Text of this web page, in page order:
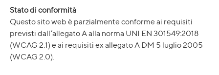
Stato di conformità
Questo sito web è parzialmente conforme ai requisiti
previsti dall’allegato A alla norma UNI EN 301549:2018
(WCAG 2.1) e ai requisiti ex allegato A DM 5 luglio 2005
(WCAG 2.0).